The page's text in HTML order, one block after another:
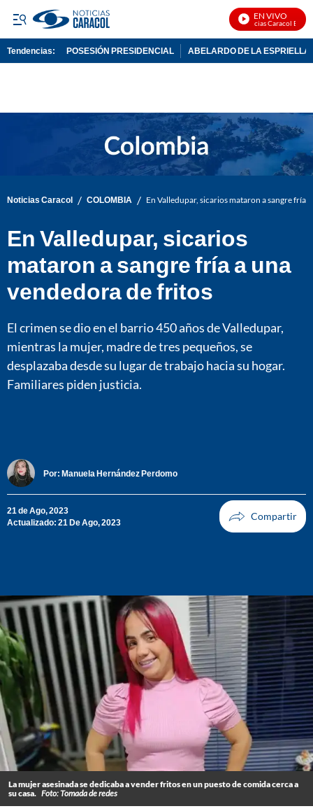
EN VIVO
Noticias Caracol En Vivo
Tendencias: POSESIÓN PRESIDENCIAL ABELARDO DE LA ESPRIELLA
Noticias Caracol / COLOMBIA / En Valledupar, sicarios mataron a sangre fría
En Valledupar, sicarios
mataron a sangre fría a una
vendedora de fritos
El crimen se dio en el barrio 450 años de Valledupar,
mientras la mujer, madre de tres pequeños, se
desplazaba desde su lugar de trabajo hacia su hogar.
Familiares piden justicia.
Por: Manuela Hernández Perdomo
21 de Ago, 2023
Actualizado: 21 De Ago, 2023
La mujer asesinada se dedicaba a vender fritos en un puesto de comida cerca a
su casa. Foto: Tomada de redes